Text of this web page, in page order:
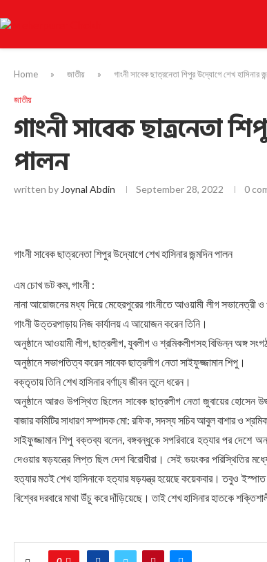
Home » জাতীয় » গাংনী সাবেক ছাত্রনেতা শিপুর উদ্যোগে শেখ হাসিনার
জাতীয়
গাংনী সাবেক ছাত্রনেতা
পালন
written by Joynal Abdin September 28, 2022 0
গাংনী সাবেক ছাত্রনেতা শিপুর উদ্যোগে শেখ হাসিনার জন্মদিন পালন
এম চোখ ডট কম, গাংনী :
নানা আয়োজনের মধ্য দিয়ে মেহেরপুরের গাংনীতে আওয়ামী লীগ সভানেত্রী ও
গাংনী উত্তরপাড়ায় নিজ কার্যালয় এ আয়োজন করেন তিনি।
অনুষ্ঠানে আওয়ামী লীগ, ছাত্রলীগ, যুবলীগ ও শ্রমিকলীগসহ বিভিন্ন অঙ্গ
অনুষ্ঠানে সভাপতিত্ব করেন সাবেক ছাত্রলীগ নেতা সাইফুজ্জামান শিপু।
বক্তৃতায় তিনি শেখ হাসিনার বর্ণাঢ্য জীবন তুলে ধরেন।
অনুষ্ঠানে আরও উপস্থিত ছিলেন সাবেক ছাত্রলীগ নেতা জুবায়ের হোসেন
বাজার কমিটির সাধারণ সম্পাদক মো: রফিক, সদস্য সচিব আবুল বাশার ও
সাইফুজ্জামান শিপু বক্তব্য বলেন, বঙ্গবন্ধুকে সপরিবারে হত্যার পর দেশে
দেওয়ার ষড়যন্ত্রে লিপ্ত ছিল দেশ বিরোধীরা। সেই ভয়ংকর পরিস্থিতির
হত্যার মতই শেখ হাসিনাকে হত্যার ষড়যন্ত্র হয়েছে কয়েকবার। তবুও
বিশ্বের দরবারে মাথা উঁচু করে দাঁড়িয়েছে। তাই শেখ হাসিনার হাতকে